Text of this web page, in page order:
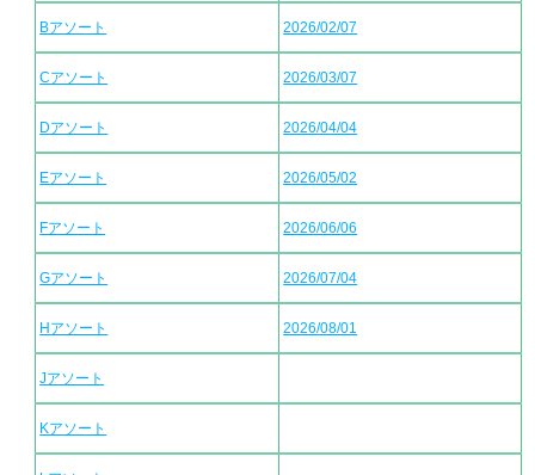
Bアソート 2026/02/07
Cアソート 2026/03/07
Dアソート 2026/04/04
Eアソート 2026/05/02
Fアソート 2026/06/06
Gアソート 2026/07/04
Hアソート 2026/08/01
Jアソート
Kアソート